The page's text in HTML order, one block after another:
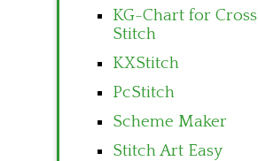
KG-Chart for Cross
Stitch
KXStitch
PcStitch
Scheme Maker
Stitch Art Easy